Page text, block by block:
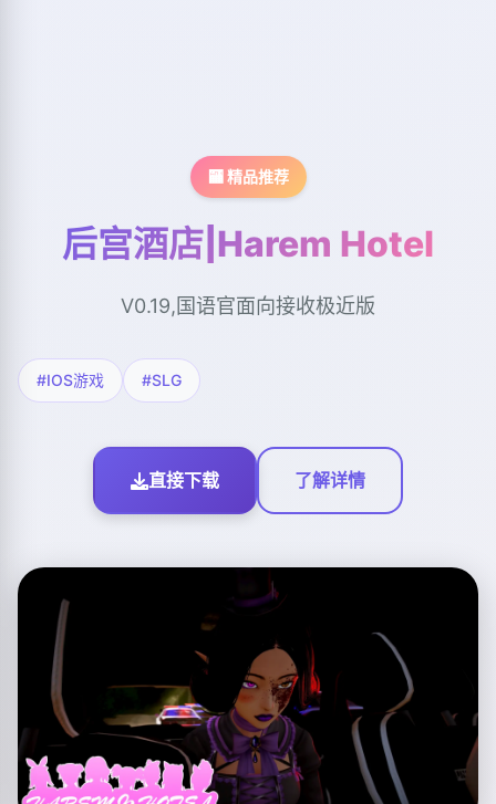
🏧 精品推荐
后宫酒店|Harem Hotel
V0.19,国语官面向接收极近版
#IOS游戏 #SLG
直接下载 了解详情